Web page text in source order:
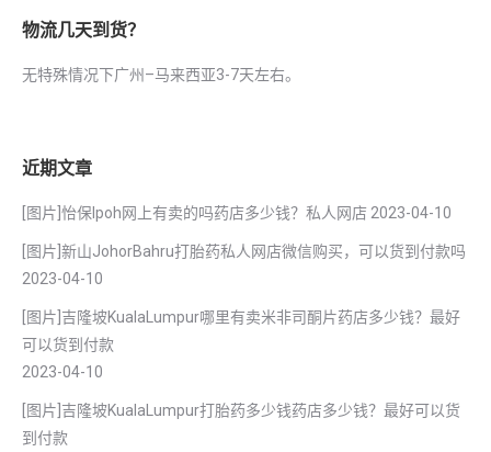
物流几天到货？
无特殊情况下广州–马来西亚3-7天左右。
近期文章
[图片]怡保lpoh网上有卖的吗药店多少钱？私人网店 2023-04-10
[图片]新山JohorBahru打胎药私人网店微信购买，可以货到付款吗
2023-04-10
[图片]吉隆坡KualaLumpur哪里有卖米非司酮片药店多少钱？最好
可以货到付款
2023-04-10
[图片]吉隆坡KualaLumpur打胎药多少钱药店多少钱？最好可以货
到付款